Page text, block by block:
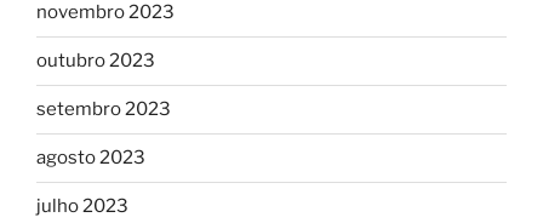
novembro 2023
outubro 2023
setembro 2023
agosto 2023
julho 2023